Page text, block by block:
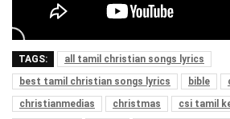
TAGS:
all tamil christian songs lyrics
best tamil christian songs lyrics
bible
christianmedias
christmas
csi tamil